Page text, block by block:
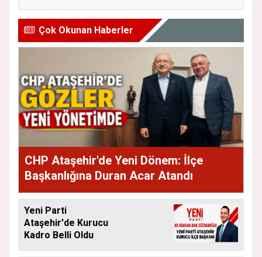
Çok Okunan Haberler
CHP Ataşehir'de Yeni Dönem: İlçe
Başkanlığına Duran Acar Atandı
Yeni Parti
Ataşehir'de Kurucu
Kadro Belli Oldu